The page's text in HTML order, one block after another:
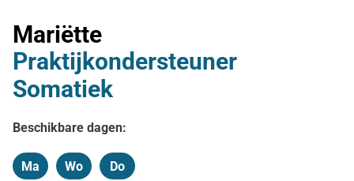
Mariëtte
Praktijkondersteuner
Somatiek
Beschikbare dagen:
Maandag
Ma Woensdag
Wo Donderdag
Do